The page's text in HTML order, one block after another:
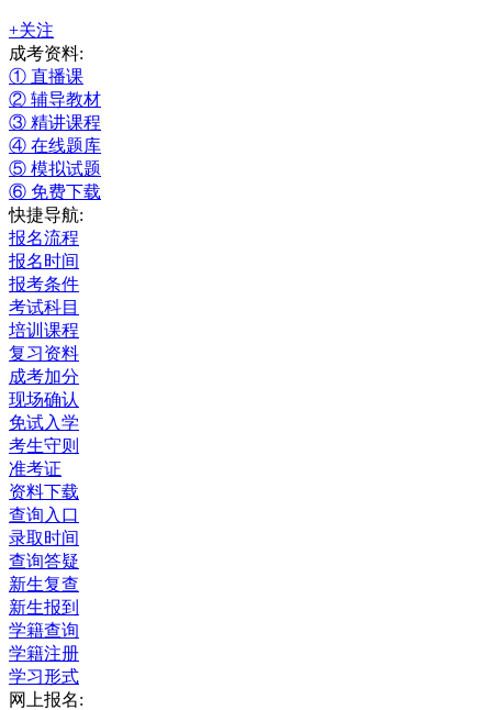
+关注
成考资料:
① 直播课
② 辅导教材
③ 精讲课程
④ 在线题库
⑤ 模拟试题
⑥ 免费下载
快捷导航:
报名流程
报名时间
报考条件
考试科目
培训课程
复习资料
成考加分
现场确认
免试入学
考生守则
准考证
资料下载
查询入口
录取时间
查询答疑
新生复查
新生报到
学籍查询
学籍注册
学习形式
网上报名: